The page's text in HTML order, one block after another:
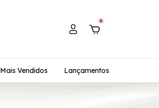
0
Mais Vendidos Lançamentos